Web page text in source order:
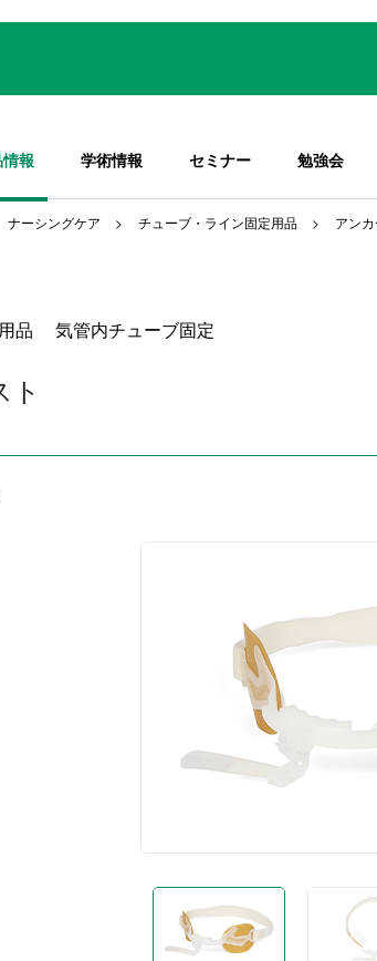
報 学術情報 セミナー 勉強会
ナーシングケア チューブ・ライン固定用品 アン
品 気管内チューブ固定
ト